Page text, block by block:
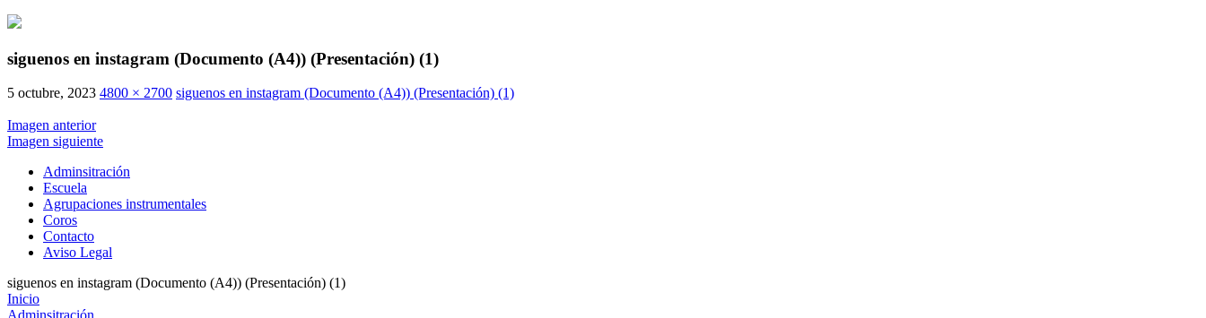
siguenos en instagram (Documento (A4)) (Presentación) (1)
5 octubre, 2023 4800 × 2700 siguenos en instagram (Documento (A4)) (Presentación) (1)
Imagen anterior
Imagen siguiente
Adminsitración
Escuela
Agrupaciones instrumentales
Coros
Contacto
Aviso Legal
siguenos en instagram (Documento (A4)) (Presentación) (1)
Inicio